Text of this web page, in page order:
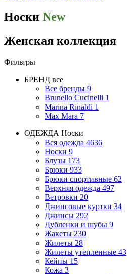
Носки New
Женская коллекция
Фильтры
БРЕНД все
Все бренды 9
Brunello Cucinelli 1
Marina Rinaldi 1
Max Mara 7
ОДЕЖДА Носки
Вся одежда 4636
Носки 9
Блузы 173
Брюки 933
Брюки спортивные 62
Верхняя одежда 497
Ветровки 20
Джинсовые куртки 34
Джинсы 292
Дубленки и шубы 9
Жакеты 230
Жилеты 28
Жилеты утепленные 43
Кейпы 15
Кожа 3